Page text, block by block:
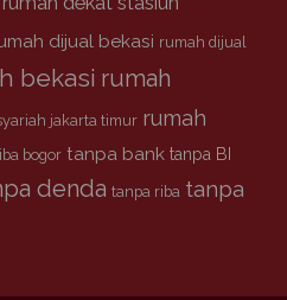
dijual bekasi rumah dijual
bekasi rumah
jakarta timur rumah
bogor tanpa bank tanpa BI
denda tanpa riba tanpa